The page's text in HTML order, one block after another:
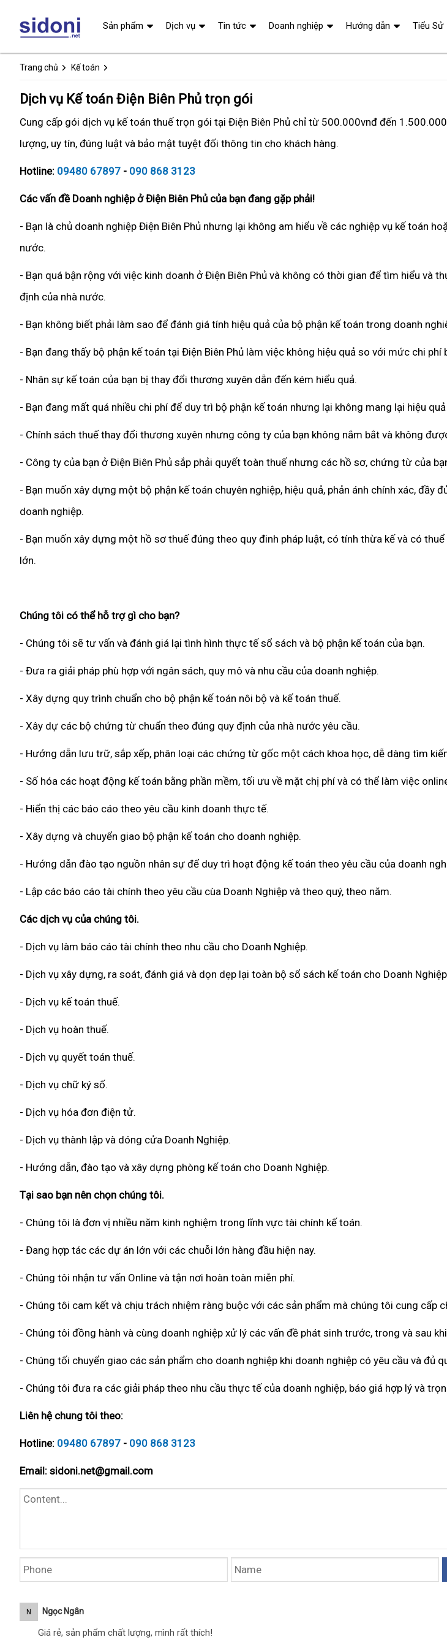
Trang chủ Kế toán
Dịch vụ Kế toán Điện Biên Phủ trọn gói
Cung cấp gói dịch vụ kế toán thuế trọn gói tại Điện Biên Phủ chỉ từ 500.000vnđ đến
lượng, uy tín, đúng luật và bảo mật tuyệt đối thông tin cho khách hàng.
Hotline: 09480 67897 - 090 868 3123
Các vấn đề Doanh nghiệp ở Điện Biên Phủ của bạn đang gặp phải!
- Bạn là chủ doanh nghiệp Điện Biên Phủ nhưng lại không am hiểu về các nghiệp vụ kế toán
nước.
- Bạn quá bận rộng với việc kinh doanh ở Điện Biên Phủ và không có thời gian để tìm hiểu và
định của nhà nước.
- Bạn không biết phải làm sao để đánh giá tính hiệu quả của bộ phận kế toán trong doanh
- Bạn đang thấy bộ phận kế toán tại Điện Biên Phủ làm việc không hiệu quả so với mức chi
- Nhân sự kế toán của bạn bị thay đổi thương xuyên dẫn đến kém hiểu quả.
- Bạn đang mất quá nhiều chi phí để duy trì bộ phận kế toán nhưng lại không mang lại hiệu
- Chính sách thuế thay đổi thương xuyên nhưng công ty của bạn không nắm bắt và không
- Công ty của bạn ở Điện Biên Phủ sắp phải quyết toàn thuế nhưng các hồ sơ, chứng từ của
- Bạn muốn xây dựng một bộ phận kế toán chuyên nghiệp, hiệu quả, phản ánh chính xác, đầy
doanh nghiệp.
- Bạn muốn xây dựng một hồ sơ thuế đúng theo quy đinh pháp luật, có tính thừa kế và có
lớn.
Chúng tôi có thể hỗ trợ gì cho bạn?
- Chúng tôi sẽ tư vấn và đánh giá lại tình hình thực tế sổ sách và bộ phận kế toán của bạn.
- Đưa ra giải pháp phù hợp với ngân sách, quy mô và nhu cầu của doanh nghiệp.
- Xây dựng quy trình chuẩn cho bộ phận kế toán nôi bộ và kế toán thuế.
- Xây dự các bộ chứng từ chuẩn theo đúng quy định của nhà nước yêu cầu.
- Hướng dẫn lưu trữ, sắp xếp, phân loại các chứng từ gốc một cách khoa học, dễ dàng tìm
- Số hóa các hoạt động kế toán bằng phần mềm, tối ưu về mặt chị phí và có thể làm việc
- Hiển thị các báo cáo theo yêu cầu kinh doanh thực tế.
- Xây dựng và chuyển giao bộ phận kế toán cho doanh nghiệp.
- Hướng dẫn đào tạo nguồn nhân sự để duy trì hoạt động kế toán theo yêu cầu của doanh
- Lập các báo cáo tài chính theo yêu cầu cùa Doanh Nghiệp và theo quý, theo năm.
Các dịch vụ của chúng tôi.
- Dịch vụ làm báo cáo tài chính theo nhu cầu cho Doanh Nghiệp.
- Dịch vụ xây dựng, ra soát, đánh giá và dọn dẹp lại toàn bộ sổ sách kế toán cho Doanh
- Dịch vụ kế toán thuế.
- Dịch vụ hoàn thuế.
- Dịch vụ quyết toán thuế.
- Dịch vụ chữ ký số.
- Dịch vụ hóa đơn điện tử.
- Dịch vụ thành lập và dóng cửa Doanh Nghiệp.
- Hướng dẫn, đào tạo và xây dựng phòng kế toán cho Doanh Nghiệp.
Tại sao bạn nên chọn chúng tôi.
- Chúng tôi là đơn vị nhiều năm kinh nghiệm trong lĩnh vực tài chính kế toán.
- Đang hợp tác các dự án lớn với các chuỗi lớn hàng đầu hiện nay.
- Chúng tôi nhận tư vấn Online và tận nơi hoàn toàn miễn phí.
- Chúng tôi cam kết và chịu trách nhiệm ràng buộc với các sản phẩm mà chúng tôi cung cấp
- Chúng tôi đồng hành và cùng doanh nghiệp xử lý các vấn đề phát sinh trước, trong và sau
- Chúng tối chuyển giao các sản phẩm cho doanh nghiệp khi doanh nghiệp có yêu cầu và đủ
- Chúng tôi đưa ra các giải pháp theo nhu cầu thực tế của doanh nghiệp, báo giá hợp lý và
Liên hệ chung tôi theo:
Hotline: 09480 67897 - 090 868 3123
Email: sidoni.net@gmail.com
N Ngọc Ngân
Giá rẻ, sản phẩm chất lượng, mình rất thích!
Sản phẩm Dịch vụ Tin tức Doanh nghiệp Hướng dẫn Tiểu Sử